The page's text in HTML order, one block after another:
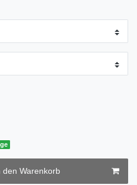
den Warenkorb